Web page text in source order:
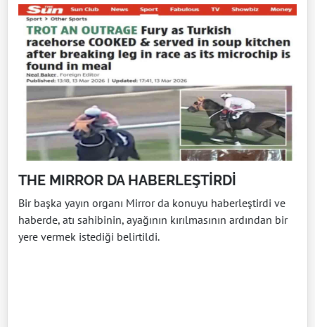
THE MIRROR DA HABERLEŞTİRDİ
Bir başka yayın organı Mirror da konuyu haberleştirdi ve
haberde, atı sahibinin, ayağının kırılmasının ardından bir
yere vermek istediği belirtildi.